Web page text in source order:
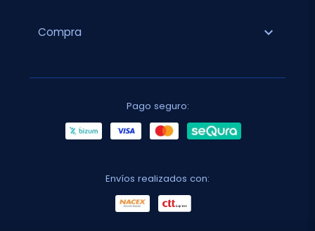
Compra expand_more
Pago seguro:
Envíos realizados con: